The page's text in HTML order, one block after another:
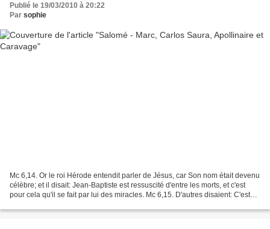
Publié le 19/03/2010 à 20:22
Par sophie
Mc 6,14. Or le roi Hérode entendit parler de Jésus, car Son nom était devenu
célèbre; et il disait: Jean-Baptiste est ressuscité d'entre les morts, et c'est
pour cela qu'il se fait par lui des miracles. Mc 6,15. D'autres disaient: C'est